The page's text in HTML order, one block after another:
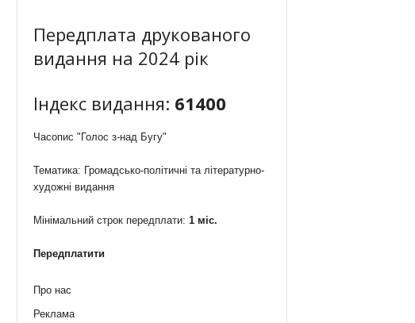
Передплата друкованого
видання на 2024 рік
Індекс видання: 61400
Часопис "Голос з-над Бугу"
Тематика: Громадсько-політичні та літературно-
художні видання
Мінімальний строк передплати: 1 міс.
Передплатити
Про нас
Реклама